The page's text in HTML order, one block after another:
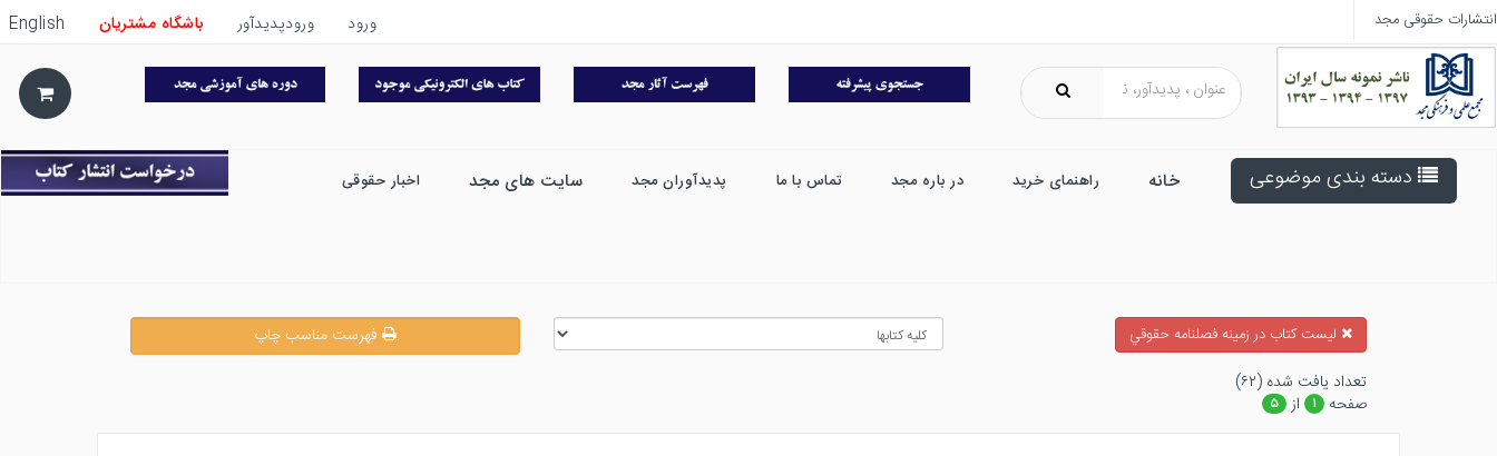
انتشارات حقوقی مجد ورود ورودپدیدآور باشگاه مشتریان English
دسته بندی موضوعی خانه راهنمای خرید در باره مجد تماس با ما پدیدآوران مجد سایت های مجد اخبار حقوقی
ليست كتاب در زمينه فصلنامه حقوقي
فهرست مناسب چاپ
تعداد يافت شده (۶۲)
صفحه
۱ از ۵